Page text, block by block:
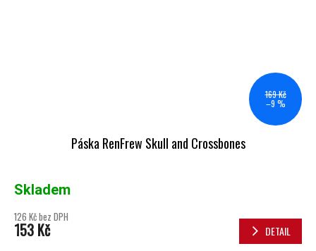
169 Kč
–9 %
Páska RenFrew Skull and Crossbones
Skladem
126 Kč bez DPH
153 Kč DETAIL